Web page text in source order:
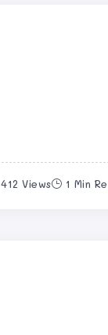
412 Views 1 Min